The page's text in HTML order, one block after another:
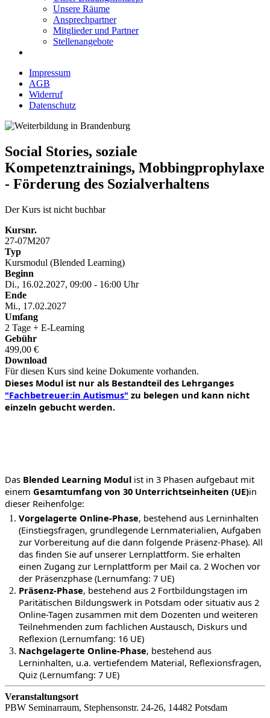
Unsere Räume
Ansprechpartner
Mitglieder und Partner
Stellenangebote
Impressum
AGB
Widerruf
Datenschutz
Social Stories, soziale
Kompetenztrainings, Mobbingprophylaxe
- Förderung des Sozialverhaltens
Der Kurs ist nicht buchbar
Kursnr.
27-07M207
Typ
Kursmodul (Blended Learning)
Beginn
Di., 16.02.2027, 09:00 - 16:00 Uhr
Ende
Mi., 17.02.2027
Umfang
2 Tage + E-Learning
Gebühr
499,00 €
Download
Für diesen Kurs sind keine Dokumente vorhanden.
Dieses Modul ist nur als Bestandteil des Lehrganges
"Fachbetreuer:in Autismus" zu belegen und kann nicht
einzeln gebucht werden.
Das Blended Learning Modul ist in 3 Phasen aufgebaut mit
einem Gesamtumfang von 30 Unterrichtseinheiten (UE)in
dieser Reihenfolge:
Vorgelagerte Online-Phase, bestehend aus Lerninhalten
(Einstiegsfragen, grundlegende Lernmaterialien, Aufgaben
zur Vorbereitung auf die dann folgende Präsenz-Phase). All
das finden Sie auf unserer Lernplattform. Sie erhalten
einen Zugang zur Lernplattform per Mail ca. 2 Wochen vor
der Präsenzphase (Lernumfang: 7 UE)
Präsenz-Phase, bestehend aus 2 Fortbildungstagen im
Paritätischen Bildungswerk in Potsdam oder situativ aus 2
Online-Tagen zusammen mit dem Dozenten und weiteren
Teilnehmenden zum fachlichen Austausch, Diskurs und
Reflexion (Lernumfang: 16 UE)
Nachgelagerte Online-Phase, bestehend aus
Lerninhalten, u.a. vertiefendem Material, Reflexionsfragen,
Quiz (Lernumfang: 7 UE)
Veranstaltungsort
PBW Seminarraum, Stephensonstr. 24-26, 14482 Potsdam